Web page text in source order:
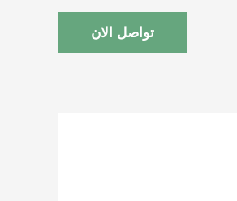
تواصل الان